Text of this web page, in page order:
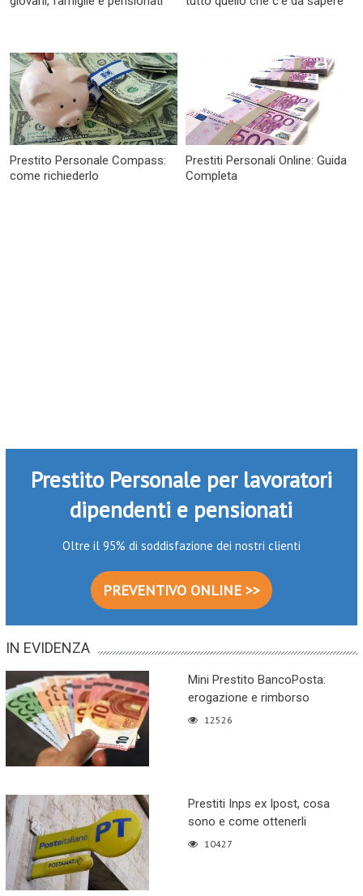
Prestito Personale Compass:
come richiederlo
Prestiti Personali Online: Guida
Completa
Prestito Personale per lavoratori
dipendenti e pensionati
Oltre il 95% di soddisfazione dei nostri clienti
PREVENTIVO ONLINE >>
IN EVIDENZA
Mini Prestito BancoPosta:
erogazione e rimborso
12526
Prestiti Inps ex Ipost, cosa
sono e come ottenerli
10427